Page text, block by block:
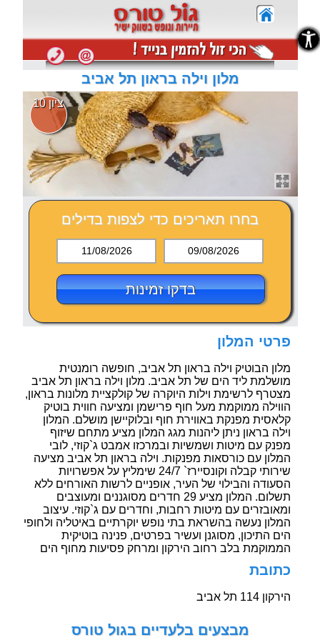
מלון וילה בראון תל אביב
ציון 10
בחרו תאריכים כדי לצפות בדילים
11/08/2026 09/08/2026
בדקו זמינות
פרטי המלון
מלון הבוטיק וילה בראון תל אביב, חופשה רומנטית
מושלמת ליד הים של תל אביב. מלון וילה בראון תל אביב
מצטרף לרשימת וילות היוקרה של קולקציית מלונות בראון,
הווילה ממוקמת מעל חוף פרישמן ומציעה חווית בוטיק
קלאסית מפנקת באווירת חוף ובלוקיישן מושלם. המלון
וילה בראון ניתן ליהנות מגג המלון מציע מתחם שיזוף
מפנק עם מיטות ושמשיות ובמרכזו אמבט ג`קוזי, לובי
המלון עם כורסאות מפנקות. וילה בראון תל אביב מציעה
שירותי קבלה וקונסיירז` 24/7 שימליץ על אפשרויות
הסעודה והבילוי של העיר, אופניים לרשות האורחים ללא
תשלום. המלון מציע 29 חדרים מסוגננים ומעוצבים
ומאובזרים עם מיטות רחבות, וחדרים עם ג`קוזי. עיצוב
המלון נעשה בהשראת בתי נופש יוקרתיים באיטליה ולחופי
הים התיכון, מסוגנן ועשיר בפרטים, פנינה בוטיקית
הממוקמת בלב רחוב הירקון ומרחק פסיעות מחוף הים
כתובת
הירקון 114 תל אביב
מבצעים בלעדיים בגול טורס
נגישות
נגישות